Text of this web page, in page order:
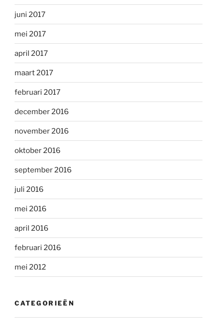
juni 2017
mei 2017
april 2017
maart 2017
februari 2017
december 2016
november 2016
oktober 2016
september 2016
juli 2016
mei 2016
april 2016
februari 2016
mei 2012
CATEGORIEËN